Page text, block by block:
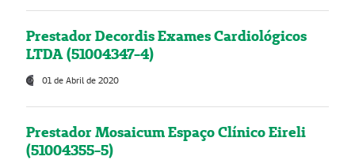
Prestador Decordis Exames Cardiológicos
LTDA (51004347-4)
01 de Abril de 2020
Prestador Mosaicum Espaço Clínico Eireli
(51004355-5)